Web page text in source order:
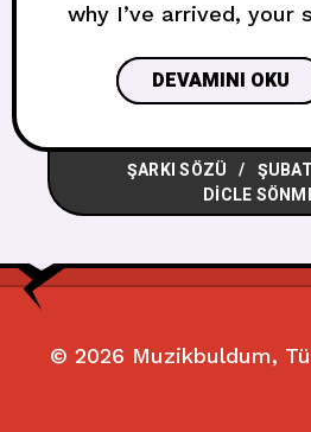
why I’ve arrived, your
the dark remembers
gümüşİçinde sıkıca
gibiGözlerinde
seks tanrınSeni
yereGötürmek için
the gates
DEVAMINI OKU
ŞARKI SÖZÜ
DICLE
© 2026 Muzikbuldum,